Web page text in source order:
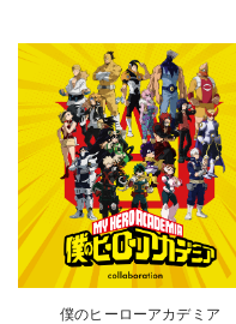
僕のヒーローアカデミア